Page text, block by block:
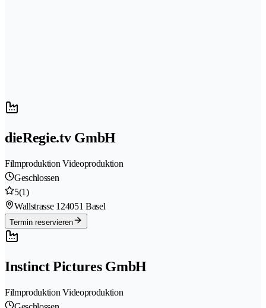
dieRegie.tv GmbH
Filmproduktion Videoproduktion
Geschlossen
5(1)
Wallstrasse 124051 Basel
Termin reservieren
Instinct Pictures GmbH
Filmproduktion Videoproduktion